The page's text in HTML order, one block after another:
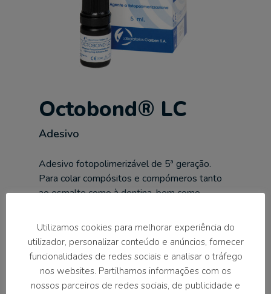
Octobond® LC
Adesivo
Adesivo fotopolimerizável de 5ª geração.
Para colar compósitos e compómeros tanto
ao esmalte como à dentina, bem como
porcelanas e metalo-cerâmica.
Requer o uso de géis de água-forte para
esmalte e dentina.
Excecional força de ligação.
Sistema de gotejamento especialmente
Utilizamos cookies para melhorar experiência do
utilizador, personalizar conteúdo e anúncios, fornecer
funcionalidades de redes sociais e analisar o tráfego
nos websites. Partilhamos informações com os
nossos parceiros de redes sociais, de publicidade e